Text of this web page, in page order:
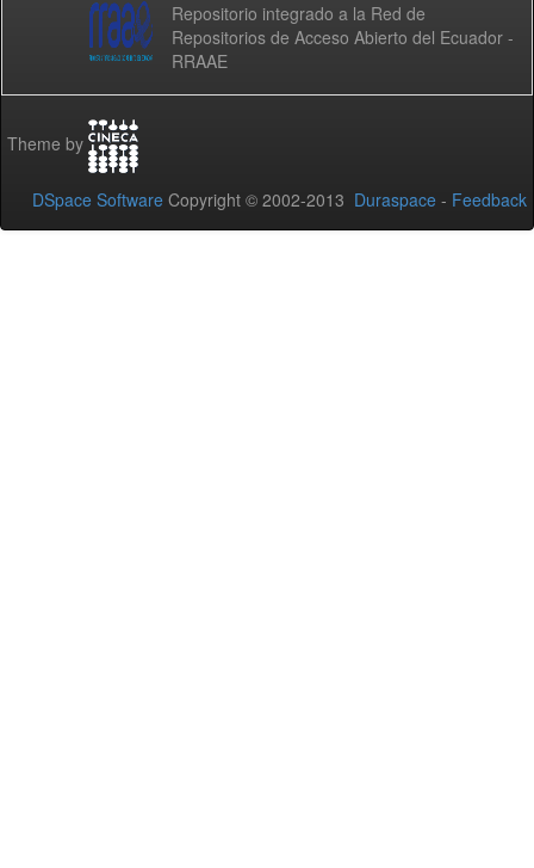
Repositorio integrado a la Red de
Repositorios de Acceso Abierto del Ecuador -
RRAAE
Theme by
DSpace Software Copyright © 2002-2013 Duraspace - Feedback